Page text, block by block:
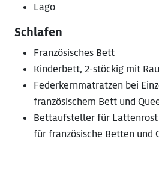
Lago
Schlafen
Französisches Bett
Kinderbett, 2-stöckig mit
Federkernmatratzen bei
französischem Bett und
Bettaufsteller für
für französische Betten und